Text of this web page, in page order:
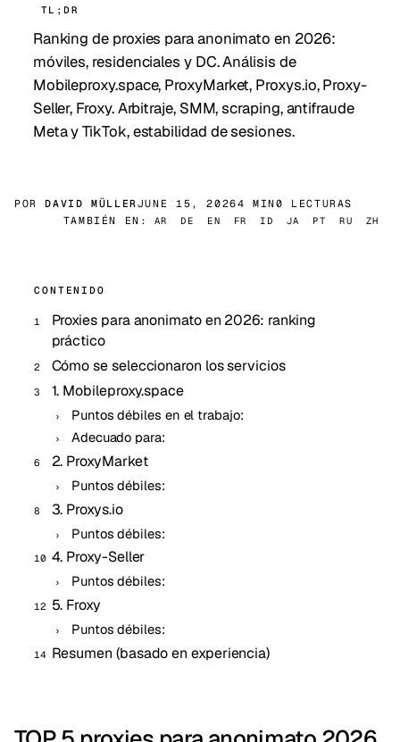
TL;DR
Ranking de proxies para anonimato en 2026:
móviles, residenciales y DC. Análisis de
Mobileproxy.space, ProxyMarket, Proxys.io, Proxy-
Seller, Froxy. Arbitraje, SMM, scraping, antifraude
Meta y TikTok, estabilidad de sesiones.
POR DAVID MÜLLERJUNE 15, 20264 MIN0 LECTURAS
TAMBIÉN EN:
AR DE EN FR ID JA PT RU ZH
CONTENIDO
Proxies para anonimato en 2026: ranking
práctico
Cómo se seleccionaron los servicios
1. Mobileproxy.space
Puntos débiles en el trabajo:
Adecuado para:
2. ProxyMarket
Puntos débiles:
3. Proxys.io
Puntos débiles:
4. Proxy-Seller
Puntos débiles:
5. Froxy
Puntos débiles:
Resumen (basado en experiencia)